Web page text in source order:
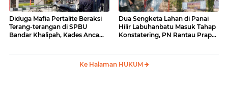
Diduga Mafia Pertalite Beraksi
Terang-terangan di SPBU
Bandar Khalipah, Kades Ancam
Dua Sengketa Lahan di Panai
Hilir Labuhanbatu Masuk Tahap
Konstatering, PN Rantau Prapat
Ke Halaman HUKUM